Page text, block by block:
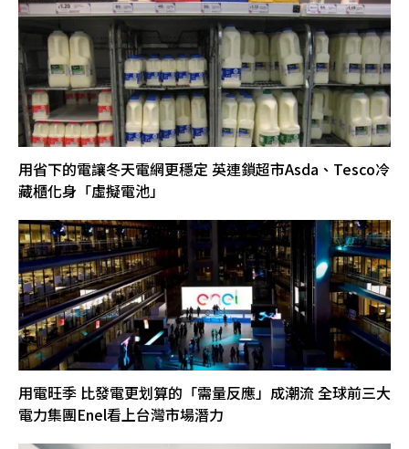
用省下的電讓冬天電網更穩定 英連鎖超市Asda、Tesco冷
藏櫃化身「虛擬電池」
用電旺季 比發電更划算的「需量反應」成潮流 全球前三大
電力集團Enel看上台灣市場潛力